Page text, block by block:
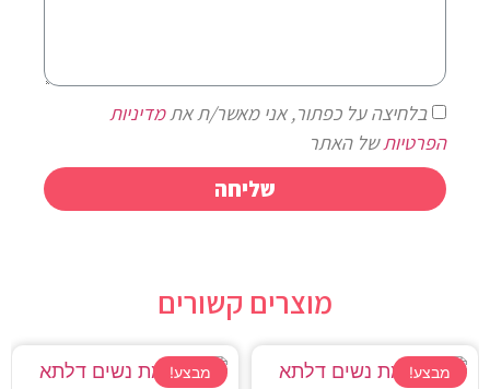
בלחיצה על כפתור, אני מאשר/ת אתמדיניות
הפרטיותשל האתר
שליחה
מוצרים קשורים
מבצע! מבצע!